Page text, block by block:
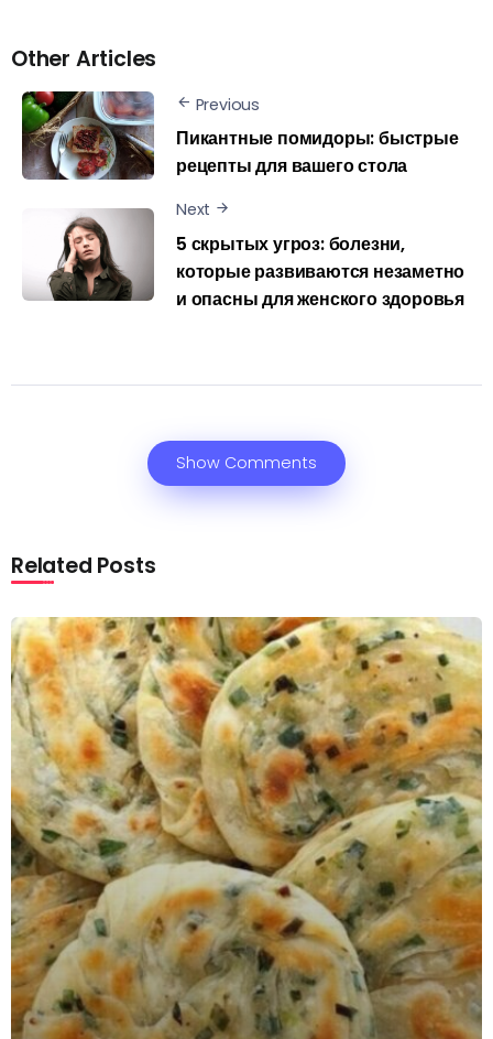
Other Articles
Previous
Пикантные помидоры: быстрые
рецепты для вашего стола
Next
5 скрытых угроз: болезни,
которые развиваются незаметно
и опасны для женского здоровья
Show Comments
Related Posts